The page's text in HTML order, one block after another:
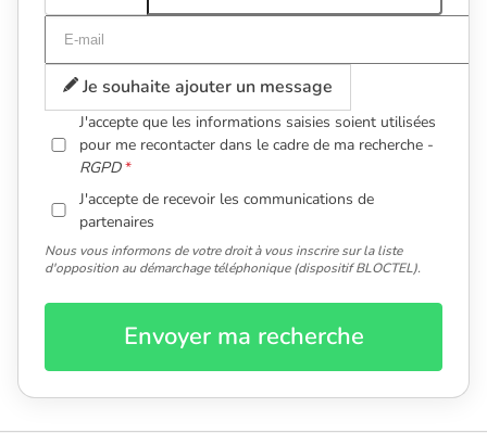
Je souhaite ajouter un message
J'accepte que les informations saisies soient utilisées
pour me recontacter dans le cadre de ma recherche -
RGPD
J'accepte de recevoir les communications de
partenaires
Nous vous informons de votre droit à vous inscrire sur la liste
d'opposition au démarchage téléphonique (dispositif BLOCTEL).
Envoyer ma recherche